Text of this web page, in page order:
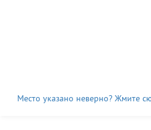
Место указано неверно? Жмите